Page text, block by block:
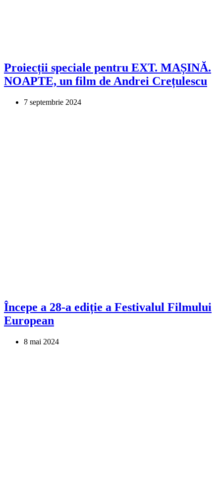
Proiecții speciale pentru EXT. MAȘINĂ.
NOAPTE, un film de Andrei Crețulescu
7 septembrie 2024
Începe a 28-a ediție a Festivalul Filmului
European
8 mai 2024